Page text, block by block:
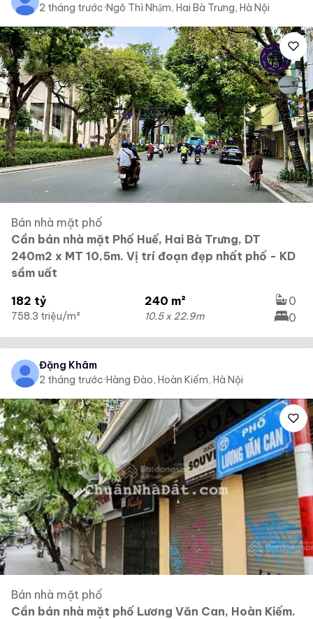
2 tháng trước·Ngô Thì Nhậm, Hai Bà Trưng, Hà Nội
Bán nhà mặt phố
Cần bán nhà mặt Phố Huế, Hai Bà Trưng, DT
240m2 x MT 10,5m. Vị trí đoạn đẹp nhất phố - KD
sầm uất
182 tỷ
758.3 triệu/m²
240 m²
10.5 x 22.9m
0
0
Đặng Khâm
2 tháng trước·Hàng Đào, Hoàn Kiếm, Hà Nội
Bán nhà mặt phố
Cần bán nhà mặt phố Lương Văn Can, Hoàn Kiếm.